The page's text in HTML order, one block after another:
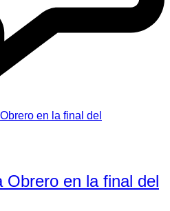
Obrero en la final del